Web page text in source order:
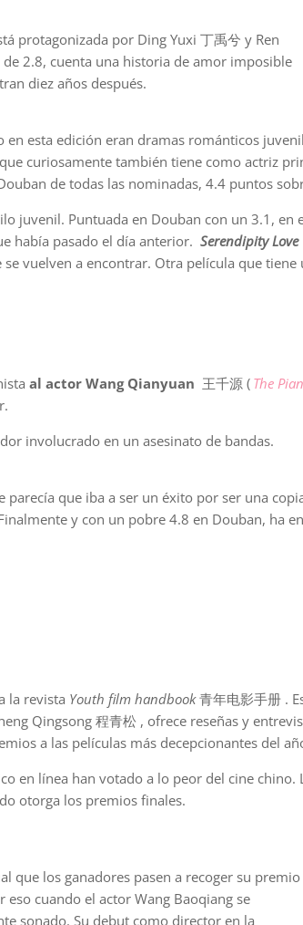
protagonizada por Ding Yuxi 丁禹兮 y Ren
2.8, cuenta una historia de amor imposible
diez años después.
en esta edición eran dramas románticos
que curiosamente también tiene como actriz
de todas las nominadas, 4.4 puntos
juvenil. Puntuada en Douban con un 3.1, en
había pasado el día anterior. Serendipity Love
vuelven a encontrar. Otra película que tiene
al actor Wang Qianyuan 王千源 ( The
involucrado en un asesinato de bandas.
parecía que iba a ser un éxito por ser una
y con un pobre 4.8 en Douban, ha
la revista Youth film handbook青年电影手册 .
Qingsong 程青松 , ofrece reseñas y
a las películas más decepcionantes del
en línea han votado a lo peor del cine chino.
otorga los premios finales.
que los ganadores pasen a recoger su premio
eso cuando el actor Wang Baoqiang se
sonado. Su debut como director en la